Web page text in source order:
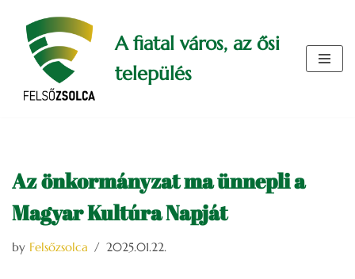
Skip
content
A fiatal város, az ősi
település
Az önkormányzat ma ünnepli a
Magyar Kultúra Napját
by Felsőzsolca 2025.01.22.